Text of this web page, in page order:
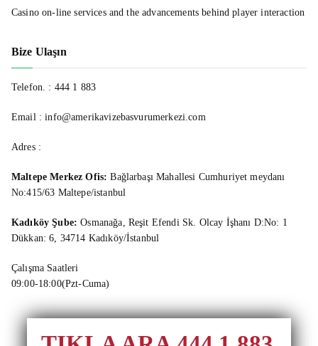
Casino on-line services and the advancements behind player interaction
Bize Ulaşın
Telefon. : 444 1 883
Email : info@amerikavizebasvurumerkezi.com
Adres :
Maltepe Merkez Ofis: Bağlarbaşı Mahallesi Cumhuriyet meydanı
No:415/63 Maltepe/istanbul
Kadıköy Şube: Osmanağa, Reşit Efendi Sk. Olcay İşhanı D:No: 1
Dükkan: 6, 34714 Kadıköy/İstanbul
Çalışma Saatleri
09:00-18:00(Pzt-Cuma)